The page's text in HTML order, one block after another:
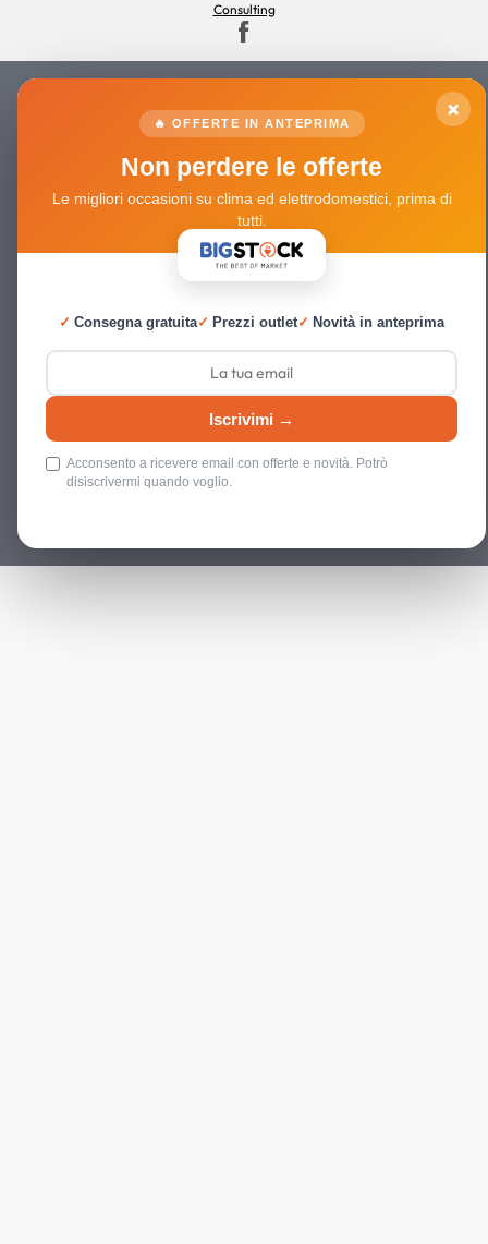
Consulting
×
🔥 OFFERTE IN ANTEPRIMA
Non perdere le offerte
Le migliori occasioni su clima ed elettrodomestici, prima di
tutti.
✓ Consegna gratuita✓ Prezzi outlet✓ Novità in anteprima
Iscrivimi →
Acconsento a ricevere email con offerte e novità. Potrò
disiscrivermi quando voglio.